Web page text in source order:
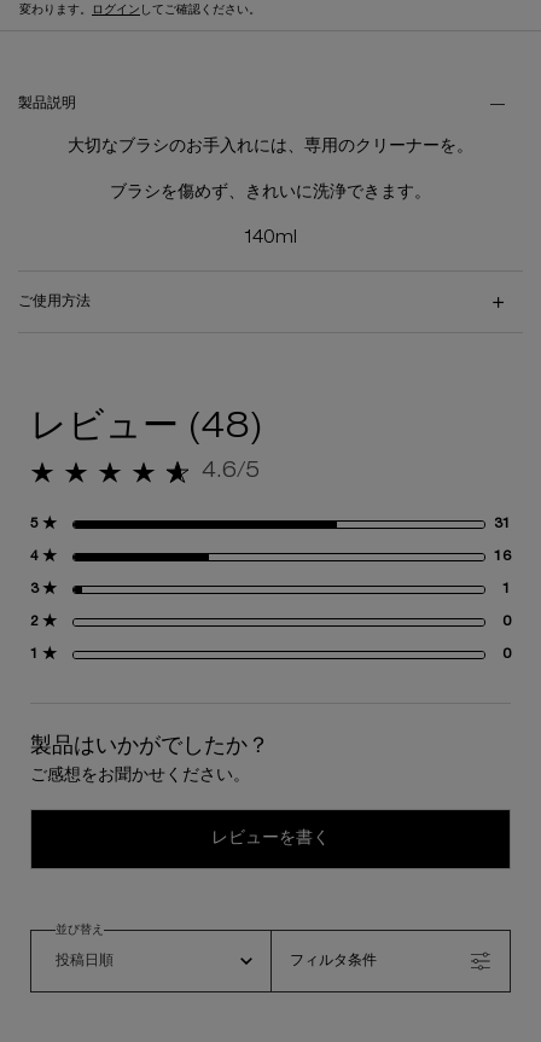
変わります。
ログイン してご確認ください。
製品説明
大切なブラシのお手入れには、専用のクリーナーを。
ブラシを傷めず、きれいに洗浄できます。
140ml
ご使用方法
レビュー (48)
5星中4.6。 4.6/5
5 ★ 31
4 ★ 1616
3 ★ 1
2 ★ 00 と
1 ★ 00 と
製品はいかがでしたか？
ご感想をお聞かせください。
レビューを書く
並び替え
フィルタ条件